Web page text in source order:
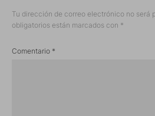
Tu dirección de correo electrónico no será
obligatorios están marcados con *
Comentario *